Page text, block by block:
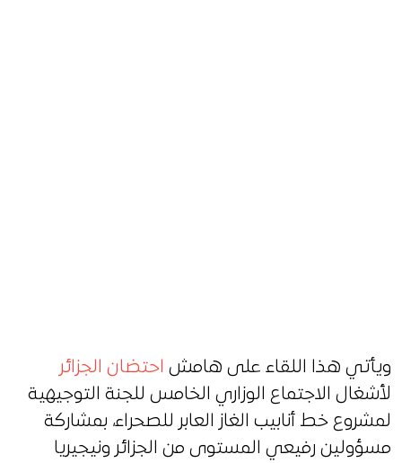
ويأتي هذا اللقاء على هامش احتضان الجزائر
لأشغال الاجتماع الوزاري الخامس للجنة التوجيهية
لمشروع خط أنابيب الغاز العابر للصحراء، بمشاركة
مسؤولين رفيعي المستوى من الجزائر ونيجيريا